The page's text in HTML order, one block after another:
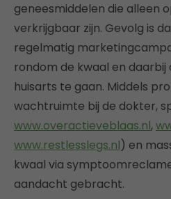
geneesmiddelen die alleen
verkrijgbaar zijn. Gevolg is
regelmatig
rondom de kwaal en
huisarts te gaan. Middels
wachtruimte bij de dokter,
www.overactieveblaas.nl,
www.restlesslegs.nl) en
kwaal via
aandacht gebracht.